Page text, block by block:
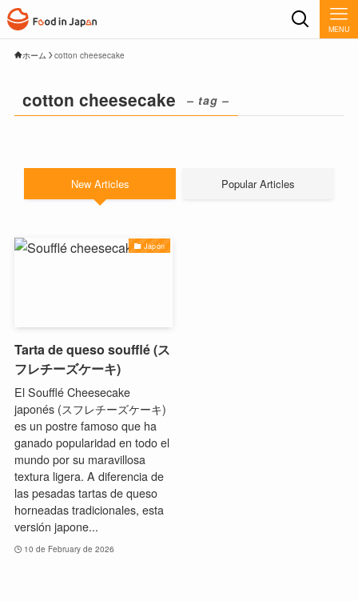
MENU
ホーム cotton cheesecake
cotton cheesecake – tag –
New Articles Popular Articles
Japón
Tarta de queso soufflé (ス
フレチーズケーキ)
El Soufflé Cheesecake
japonés (スフレチーズケーキ)
es un postre famoso que ha
ganado popularidad en todo el
mundo por su maravillosa
textura ligera. A diferencia de
las pesadas tartas de queso
horneadas tradicionales, esta
versión japone...
10 de February de 2026